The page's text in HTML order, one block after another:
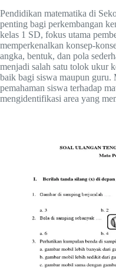
Pendidikan matematika di
penting bagi perkembangan
kelas 1 SD, fokus utama
memperkenalkan konsep-
angka, bentuk, dan pola
menjadi salah satu tolok ukur
baik bagi siswa maupun guru.
pemahaman siswa terhadap
mengidentifikasi area yang